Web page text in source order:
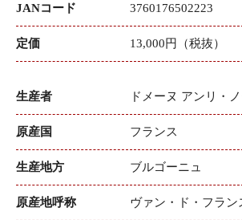
JANコード 3760176502223
定価 13,000円（税抜）
生産者 ドメーヌ アンリ・
原産国 フランス
生産地方 ブルゴーニュ
原産地呼称 ヴァン・ド・フラン